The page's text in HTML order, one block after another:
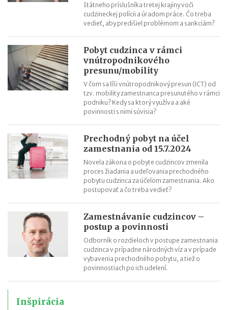
Nové pravidlá kontroly PZP od 1.8.2026
Nárok na daňový bonus či platenie poistného: pravidlá a
termíny po skončení školského roka
OČR cez letné prázdniny a zmena tlačiva v roku 2026
štátneho príslušníka tretej krajiny voči
cudzineckej polícii a úradom práce. Čo treba
vedieť, aby predišiel problémom a sankciám?
Pobyt cudzinca v rámci
vnútropodnikového
presunu/mobility
V čom sa líši vnútropodnikový presun (ICT) od
tzv. mobility zamestnanca presunutého v rámci
podniku? Kedy sa ktorý využíva a aké
povinnosti s nimi súvisia?
Prechodný pobyt na účel
zamestnania od 15.7.2024
Novela zákona o pobyte cudzincov zmenila
proces žiadania a udeľovania prechodného
pobytu cudzinca za účelom zamestnania. Ako
postupovať a čo treba vedieť?
Zamestnávanie cudzincov –
postup a povinnosti
Odborník o rozdieloch v postupe zamestnania
cudzinca v prípadne národných víz a v prípade
vybavenia prechodného pobytu, a tiež o
povinnostiach po ich udelení.
Inšpirácia